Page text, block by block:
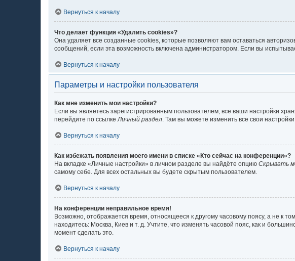
Вернуться к началу
Что делает функция «Удалить cookies»?
Она удаляет все созданные cookies, которые позволяют вам оставаться
сообщений, если эта возможность включена администратором. Если вы
Вернуться к началу
Параметры и настройки пользователя
Как мне изменить мои настройки?
Если вы являетесь зарегистрированным пользователем, все ваши настройки
перейдите по ссылке Личный раздел . Там вы можете изменить все свои
Вернуться к началу
Как избежать появления моего имени в списке «Кто сейчас на конференции»?
На вкладке «Личные настройки» в личном разделе вы найдёте опцию Скрывать
самому себе. Для всех остальных вы будете скрытым пользователем.
Вернуться к началу
На конференции неправильное время!
Возможно, отображается время, относящееся к другому часовому поясу, а не к
находитесь: Москва, Киев и т. д. Учтите, что изменять часовой пояс, как и
момент сделать это.
Вернуться к началу